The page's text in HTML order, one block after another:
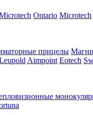
Ontario Microtech
прицелы
Aimpoint Eotech